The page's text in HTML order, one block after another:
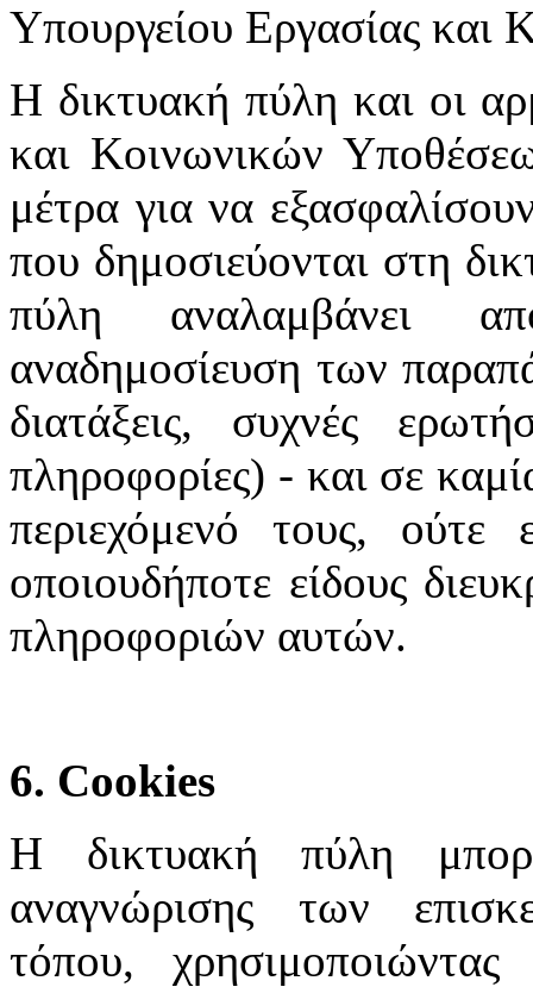
Υπουργείου Εργασίας και
Η δικτυακή πύλη και οι
και Κοινωνικών
μέτρα για να
που δημοσιεύονται στη
πύλη αναλαμβάνει
αναδημοσίευση των
διατάξεις, συχνές
πληροφορίες) - και σε
περιεχόμενό τους, ούτε
οποιουδήποτε είδους
πληροφοριών αυτών.
6. Cookies
Η δικτυακή πύλη
αναγνώρισης των
τόπου, χρησιμοποιώντας